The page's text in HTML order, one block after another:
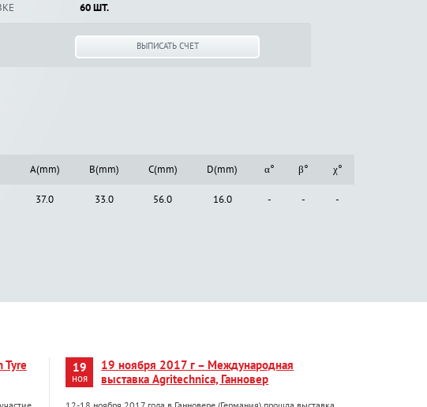
60 ШТ.
ВЫПИСАТЬ СЧЕТ
A(mm) B(mm) C(mm) D(mm) α° β° χ°
37.0 33.0 56.0 16.0 - - -
Tyre
19
ноя
19 ноября 2017 г – Международная
выставка Agritechnica, Ганновер